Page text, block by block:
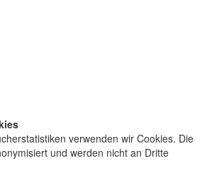
verwenden wir Cookies. Die
und werden nicht an Dritte